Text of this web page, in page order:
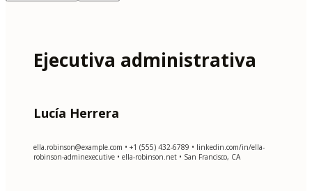
Ejecutiva administrativa
Lucía Herrera
ella.robinson@example.com • +1 (555) 432-6789 • linkedin.com/in/ella-
robinson-adminexecutive • ella-robinson.net • San Francisco, CA